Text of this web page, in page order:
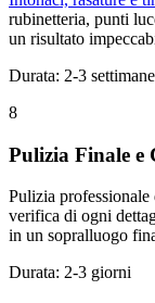
rubinetteria, punti
un risultato
Durata: 2-3 settimane
8
Pulizia Finale e
Pulizia
verifica di ogni
in un sopralluogo
Durata: 2-3 giorni